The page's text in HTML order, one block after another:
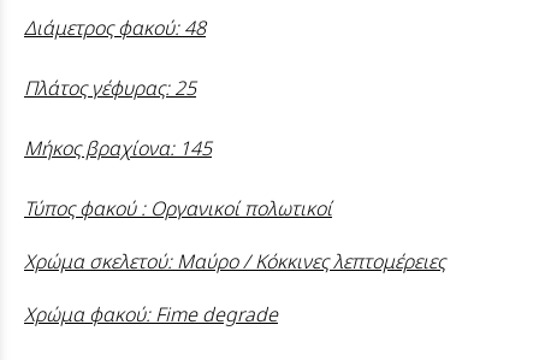
Διάμετρος φακού: 48
Πλάτος γέφυρας: 25
Μήκος βραχίονα: 145
Τύπος φακού : Οργανικοί πολωτικοί
Χρώμα σκελετού: Μαύρο / Κόκκινες λεπτομέρειες
Χρώμα φακού: Fime degrade